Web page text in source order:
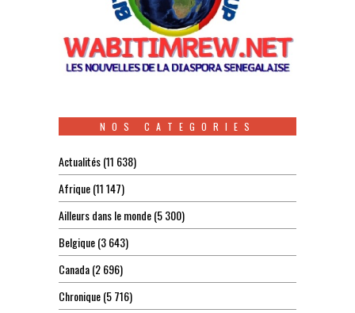
NOS CATEGORIES
Actualités(11 638)
Afrique(11 147)
Ailleurs dans le monde(5 300)
Belgique(3 643)
Canada(2 696)
Chronique(5 716)